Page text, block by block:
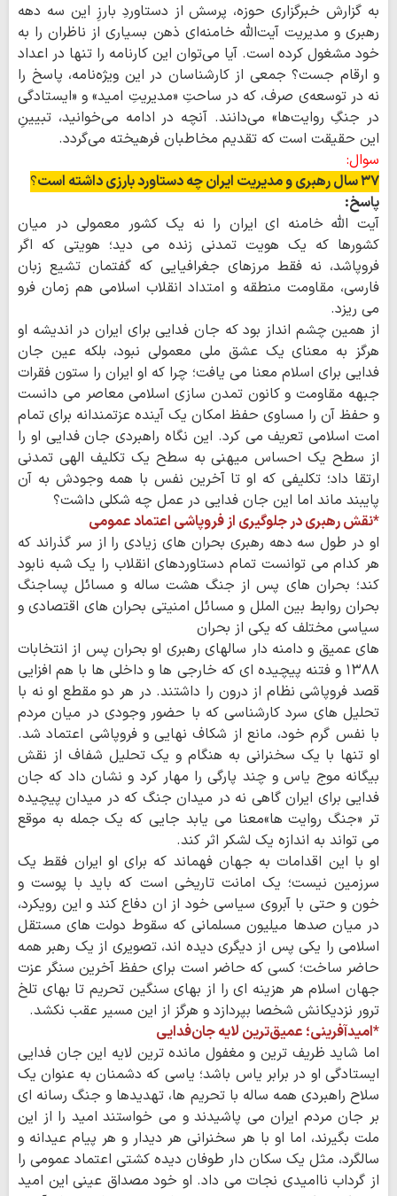
به گزارش خبرگزاری حوزه، پرسش از دستاوردِ بارزِ این سه دهه
رهبری و مدیریت آیت‌الله خامنه‌ای ذهن بسیاری از ناظران را به
خود مشغول کرده است. آیا می‌توان این کارنامه را تنها در اعداد
و ارقام جست؟ جمعی از کارشناسان در این ویژه‌نامه، پاسخ را
نه در توسعه‌ی صرف، که در ساحتِ «مدیریتِ امید» و «ایستادگی
در جنگِ روایت‌ها» می‌دانند. آنچه در ادامه می‌خوانید، تبیینِ
این حقیقت است که تقدیم مخاطبان فرهیخته می‌گردد.
سوال:
۳۷ سال رهبری و مدیریت ایران چه دستاورد بارزی داشته است
؟
پاسخ:
آیت الله خامنه ای ایران را نه یک کشور معمولی در میان
کشورها که یک هویت تمدنی زنده می دید؛ هویتی که اگر
فروپاشد، نه فقط مرزهای جغرافیایی که گفتمان تشیع زبان
فارسی، مقاومت منطقه و امتداد انقلاب اسلامی هم زمان فرو
می ریزد.
از همین چشم انداز بود که جان فدایی برای ایران در اندیشه او
هرگز به معنای یک عشق ملی معمولی نبود، بلکه عین جان
فدایی برای اسلام معنا می یافت؛ چرا که او ایران را ستون فقرات
جبهه مقاومت و کانون تمدن سازی اسلامی معاصر می دانست
و حفظ آن را مساوی حفظ امکان یک آینده عزتمندانه برای تمام
امت اسلامی تعریف می کرد. این نگاه راهبردی جان فدایی او را
از سطح یک احساس میهنی به سطح یک تکلیف الهی تمدنی
ارتقا داد؛ تکلیفی که او تا آخرین نفس با همه وجودش به آن
پایبند ماند اما این جان فدایی در عمل چه شکلی داشت؟
*نقش رهبری در جلوگیری از فروپاشی اعتماد عمومی
او در طول سه دهه رهبری بحران های زیادی را از سر گذراند که
هر کدام می توانست تمام دستاوردهای انقلاب را یک شبه نابود
کند؛ بحران های پس از جنگ هشت ساله و مسائل پساجنگ
بحران روابط بین الملل و مسائل امنیتی بحران های اقتصادی و
سیاسی مختلف که یکی از بحران
های عمیق و دامنه دار سالهای رهبری او بحران پس از انتخابات
۱۳۸۸ و فتنه پیچیده ای که خارجی ها و داخلی ها با هم افزایی
قصد فروپاشی نظام از درون را داشتند. در هر دو مقطع او نه با
تحلیل های سرد کارشناسی که با حضور وجودی در میان مردم
با نفس گرم خود، مانع از شکاف نهایی و فروپاشی اعتماد شد.
او تنها با یک سخنرانی به هنگام و یک تحلیل شفاف از نقش
بیگانه موج یاس و چند پارگی را مهار کرد و نشان داد که جان
فدایی برای ایران گاهی نه در میدان جنگ که در میدان پیچیده
تر «جنگ روایت ها»معنا می یابد جایی که یک جمله به موقع
می تواند به اندازه یک لشکر اثر کند.
او با این اقدامات به جهان فهماند که برای او ایران فقط یک
سرزمین نیست؛ یک امانت تاریخی است که باید با پوست و
خون و حتی با آبروی سیاسی خود از ان دفاع کند و این رویکرد،
در میان صدها میلیون مسلمانی که سقوط دولت های مستقل
اسلامی را یکی پس از دیگری دیده اند، تصویری از یک رهبر همه
حاضر ساخت؛ کسی که حاضر است برای حفظ آخرین سنگر عزت
جهان اسلام هر هزینه ای را از بهای سنگین تحریم تا بهای تلخ
ترور نزدیکانش شخصا بپردازد و هرگز از این مسیر عقب نکشد.
*امیدآفرینی؛ عمیق‌ترین لایه جان‌فدایی
اما شاید ظریف ترین و مغفول مانده ترین لایه این جان فدایی
ایستادگی او در برابر یاس باشد؛ یاسی که دشمنان به عنوان یک
سلاح راهبردی همه ساله با تحریم ها، تهدیدها و جنگ رسانه ای
بر جان مردم ایران می پاشیدند و می خواستند امید را از این
ملت بگیرند، اما او با هر سخنرانی هر دیدار و هر پیام عیدانه و
سالگرد، مثل یک سکان دار طوفان دیده کشتی اعتماد عمومی را
از گرداب ناامیدی نجات می داد. او خود مصداق عینی این امید